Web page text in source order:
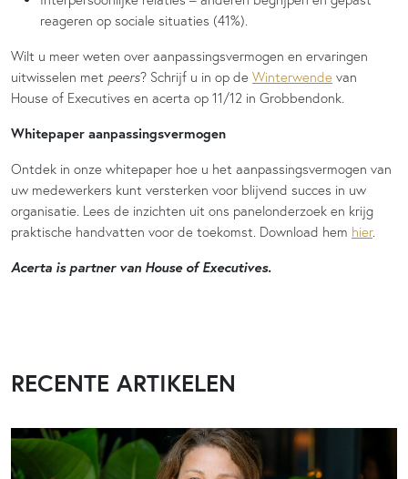
reageren op sociale situaties (41%).
Wilt u meer weten over aanpassingsvermogen en ervaringen
uitwisselen met peers? Schrijf u in op de Winterwende van
House of Executives en acerta op 11/12 in Grobbendonk.
Whitepaper aanpassingsvermogen
Ontdek in onze whitepaper hoe u het aanpassingsvermogen van
uw medewerkers kunt versterken voor blijvend succes in uw
organisatie. Lees de inzichten uit ons panelonderzoek en krijg
praktische handvatten voor de toekomst. Download hem hier.
Acerta is partner van House of Executives.
RECENTE ARTIKELEN